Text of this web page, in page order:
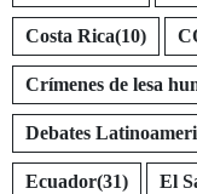
Costa Rica(10)
Crímenes de lesa
Debates
Ecuador(31) El